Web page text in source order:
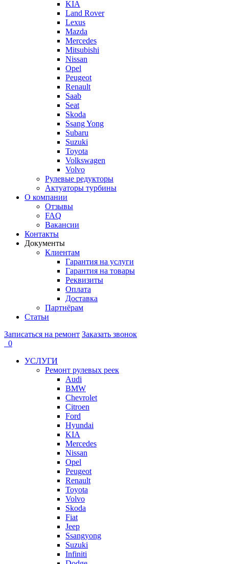
KIA
Land Rover
Lexus
Mazda
Mercedes
Mitsubishi
Nissan
Opel
Peugeot
Renault
Saab
Seat
Skoda
Ssang Yong
Subaru
Suzuki
Toyota
Volkswagen
Volvo
Рулевые редукторы
Актуаторы турбины
О компании
Отзывы
FAQ
Вакансии
Контакты
Документы
Клиентам
Гарантия на услуги
Гарантия на товары
Реквизиты
Оплата
Доставка
Партнёрам
Статьи
Записаться на ремонт Заказать звонок
0
УСЛУГИ
Ремонт рулевых реек
Audi
BMW
Chevrolet
Citroen
Ford
Hyundai
KIA
Mercedes
Nissan
Opel
Peugeot
Renault
Toyota
Volvo
Skoda
Fiat
Jeep
Ssangyong
Suzuki
Infiniti